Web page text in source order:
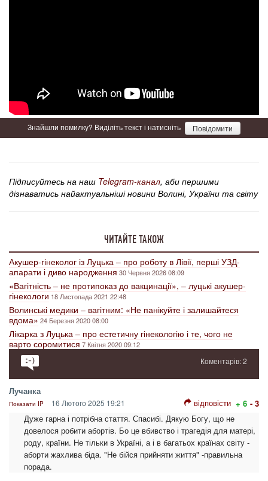
Знайшли помилку? Виділіть текст і натисніть Повідомити
Підписуйтесь на наш Telegram-канал, аби першими
дізнаватись найактуальніші новини Волині, України та світу
ЧИТАЙТЕ ТАКОЖ
Акушер-гінеколог із Луцька – про роботу в Лівії, перші УЗД-
апарати і диво народження30 Червня 2026 08:09
«Вагітність – не протипоказ до вакцинації», – луцькі акушер-
гінекологи 18 Листопада 2021 22:48
Волинські медики – вагітним: «Не панікуйте і залишайтеся
вдома»24 Березня 2020 08:00
Лікарка з Луцька – про естетичну гінекологію і те, чого не
варто соромитися7 Квітня 2020 09:12
Коментарів: 2
Лучанка
Показати IP 16 Лютого 2025 19:21 відповісти + 6 - 3
Дуже гарна і потрібна стаття. Спасибі. Дякую Богу, що не
довелося робити абортів. Бо це вбивство і трагедія для матері,
роду, країни. Не тільки в Україні, а і в багатьох країнах світу -
аборти жахлива біда. "Не бійся прийняти життя" -правильна
порада.